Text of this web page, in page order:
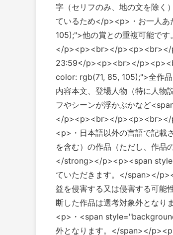
字（セリフのみ、地の文を除
ているため</p><p>・お一人
105);">他の賞との重複可能で
</p><p><br></p><p><br></
23:59</p><p><br></
color: rgb(71, 85, 105);">全作
内容本文、登場人物（特に人物
フやシーンが浮かぶかなど
</p><p><br></p><p><br></
<p>・日本語以外の言語で記載
を含む）の作品（ただし、作
</strong></p><p><span
ていただきます。</span></
益を侵害する又は侵害する可能
断した作品は選考対象外とな
<p>・<span
外となります。</span></